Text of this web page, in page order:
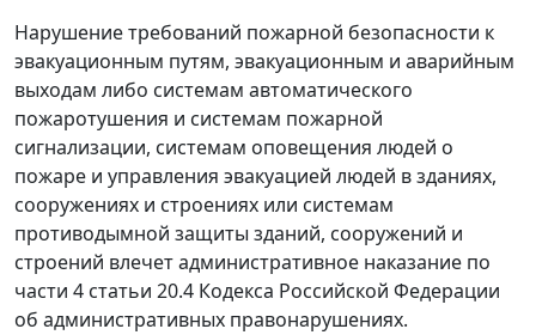
Нарушение требований пожарной безопасности к
эвакуационным путям, эвакуационным и аварийным
выходам либо системам автоматического
пожаротушения и системам пожарной
сигнализации, системам оповещения людей о
пожаре и управления эвакуацией людей в зданиях,
сооружениях и строениях или системам
противодымной защиты зданий, сооружений и
строений влечет административное наказание по
части 4 статьи 20.4 Кодекса Российской Федерации
об административных правонарушениях.